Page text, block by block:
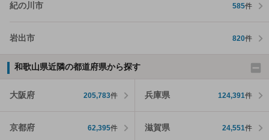
紀の川市 585件
岩出市 820件
和歌山県近隣の都道府県から探す
大阪府 205,783件 兵庫県 124,391件
京都府 62,395件 滋賀県 24,551件